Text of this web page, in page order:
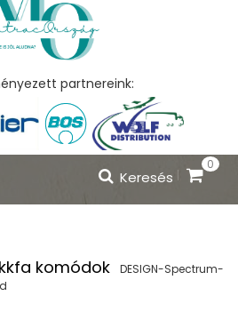
partnereink:
0
Keresés
komódok
DESIGN-Spectrum-